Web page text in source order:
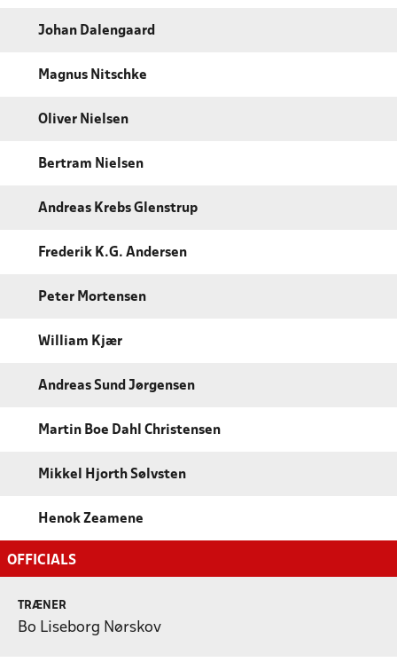
Johan Dalengaard
Magnus Nitschke
Oliver Nielsen
Bertram Nielsen
Andreas Krebs Glenstrup
Frederik K.G. Andersen
Peter Mortensen
William Kjær
Andreas Sund Jørgensen
Martin Boe Dahl Christensen
Mikkel Hjorth Sølvsten
Henok Zeamene
OFFICIALS
TRÆNER
Bo Liseborg Nørskov